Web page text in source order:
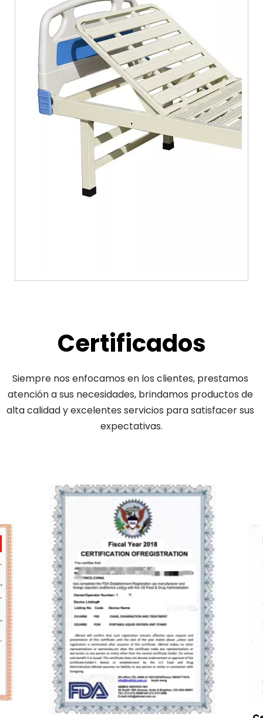
Certificados
Siempre nos enfocamos en los clientes, prestamos
atención a sus necesidades, brindamos productos de
alta calidad y excelentes servicios para satisfacer sus
expectativas.